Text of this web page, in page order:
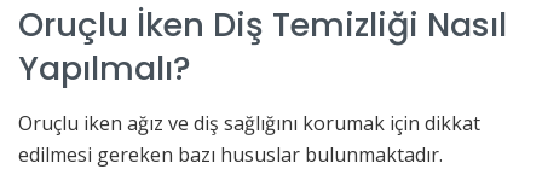
Oruçlu İken Diş Temizliği Nasıl
Yapılmalı?
Oruçlu iken ağız ve diş sağlığını korumak için dikkat
edilmesi gereken bazı hususlar bulunmaktadır.